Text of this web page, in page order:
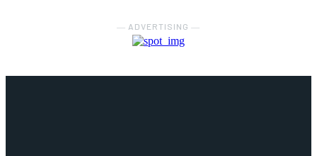
― ADVERTISING ―